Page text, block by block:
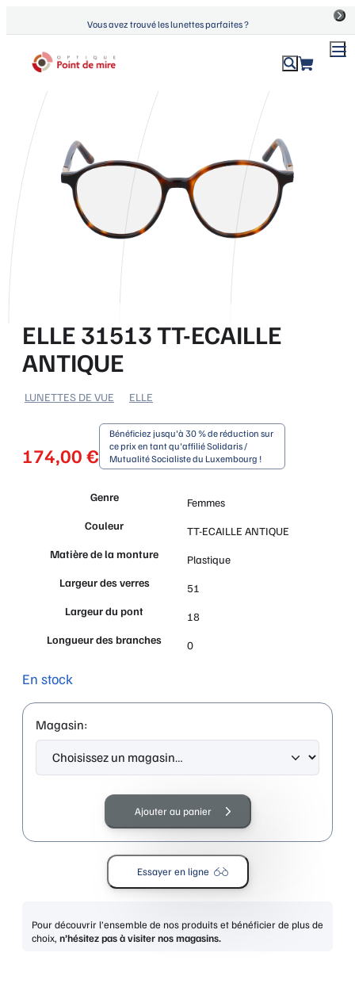
au
Vous avez trouvé les lunettes parfaites ?
Optique Point de Mire
Lunettes de vue et de soleil
ACCUEIL
ELLE 31513 TT-ECAILLE
ANTIQUE
LUNETTES DE VUE ELLE
174,00 €
Bénéficiez jusqu'à 30 % de réduction sur
ce prix en tant qu'affilié Solidaris /
Mutualité Socialiste du Luxembourg !
Genre
Femmes
Couleur
TT-ECAILLE ANTIQUE
Matière de la monture
Plastique
Largeur des verres
51
Largeur du pont
18
Longueur des branches
0
En stock
Magasin:
31513
Ajouter au panier
Essayer en ligne
Pour découvrir l’ensemble de nos produits et bénéficier de plus de
choix, n’hésitez pas à visiter nos magasins.